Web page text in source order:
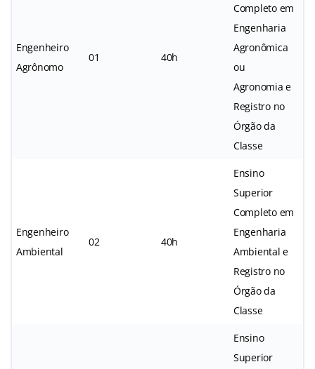
Engenheiro
Agrônomo
01 40h
Completo em
Engenharia
Agronômica
ou
Agronomia e
Registro no
Órgão da
Classe
Engenheiro
Ambiental
02 40h
Ensino
Superior
Completo em
Engenharia
Ambiental e
Registro no
Órgão da
Classe
Ensino
Superior